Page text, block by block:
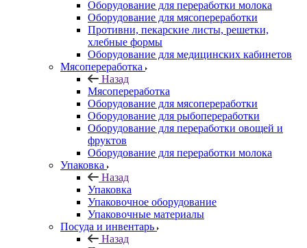
Оборудование для переработки молока
Оборудование для мясопереработки
Противни, пекарские листы, решетки,
хлебные формы
Оборудование для медицинских кабинетов
Мясопереработка
Назад
Мясопереработка
Оборудование для мясопереработки
Оборудование для рыбопереработки
Оборудование для переработки овощей и
фруктов
Оборудование для переработки молока
Упаковка
Назад
Упаковка
Упаковочное оборудование
Упаковочные материалы
Посуда и инвентарь
Назад